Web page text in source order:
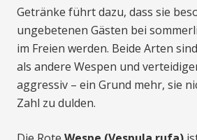
Getränke führt dazu, dass sie
ungebetenen Gästen bei
im Freien werden. Beide Arten
als andere Wespen und
aggressiv – ein Grund mehr, sie
Zahl zu dulden.